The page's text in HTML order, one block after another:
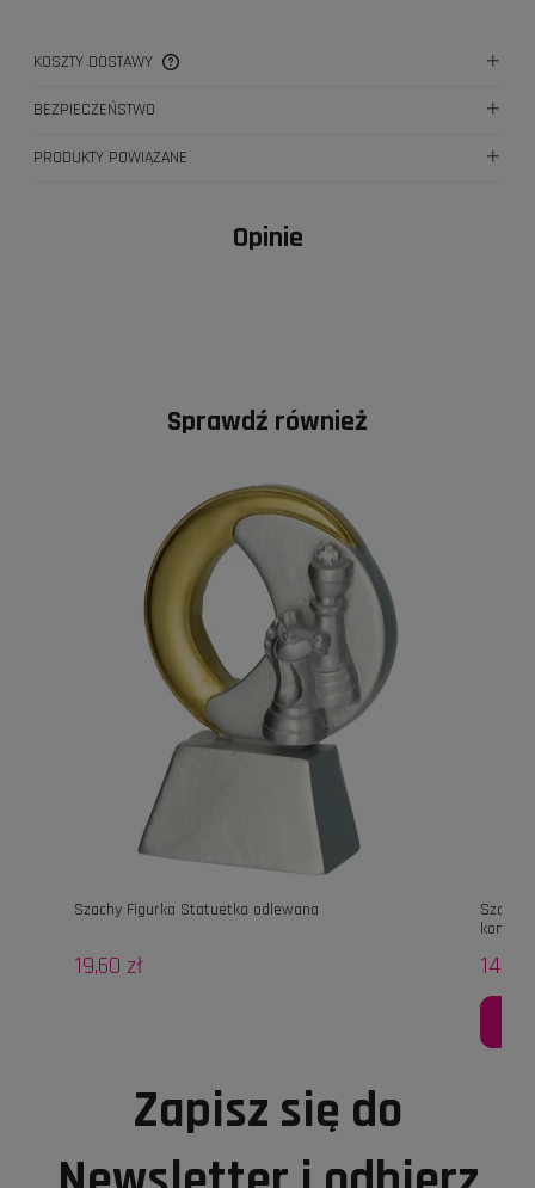
KOSZTY DOSTAWY
BEZPIECZEŃSTWO
PRODUKTY POWIĄZANE
Opinie
Sprawdź również
Szachy Figurka Statuetka odlewana
19,60 zł
konia
14,00
Zapisz się do